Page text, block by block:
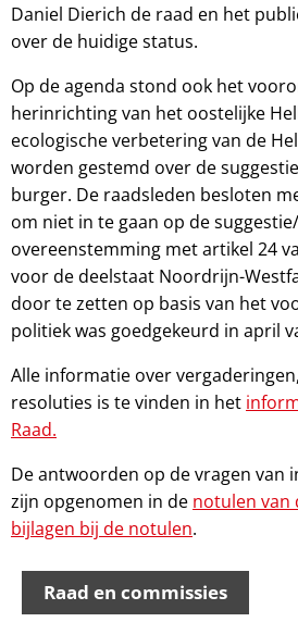
Daniel Dierich de raad en het
over de huidige status.
Op de agenda stond ook het
herinrichting van het oostelijke
ecologische verbetering van de
worden gestemd over de
burger. De raadsleden besloten
om niet in te gaan op de
overeenstemming met artikel 24
voor de deelstaat Noordrijn-
door te zetten op basis van het
politiek was goedgekeurd in april
Alle informatie over
resoluties is te vinden in het
Raad.
De antwoorden op de vragen van
zijn opgenomen in de notulen van
bijlagen bij de notulen.
Raad en commissies